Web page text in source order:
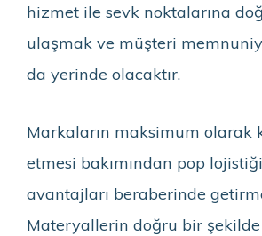
hizmet ile sevk noktalarına
ulaşmak ve müşteri
da yerinde olacaktır.
Markaların maksimum olarak
etmesi bakımından pop
avantajları beraberinde
Materyallerin doğru bir